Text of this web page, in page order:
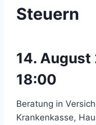
Steuern
14.
18:00
Beratung in
Krankenkasse,